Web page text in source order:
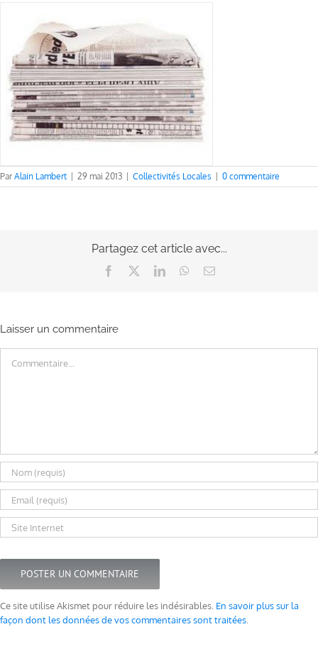
ParAlain Lambert | 29 mai 2013 | Collectivités Locales | 0 commentaire
Partagez cet article avec...
Facebook LinkedInWhatsApp
Email
Laisser un commentaire
Ce site utilise Akismet pour réduire les indésirables. En savoir plus sur la
façon dont les données de vos commentaires sont traitées